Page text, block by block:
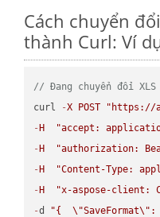
Cách chuyển
thành Curl: Ví
// Đang chuyển đổi XLS
curl
-X POST
"https://
- H
"accept:
- H
"authorization:
- H
"Content-Type:
- H
"x-aspose-client:
-d "{ \"SaveFormat\"